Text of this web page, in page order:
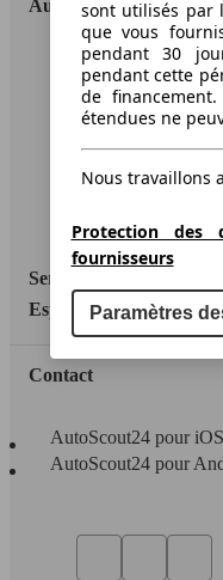
AutoScout24
A propos
Conditions
Protection des
Accessibility
Service
Espace Pro
Contact
AutoScout24 pour iOS
AutoScout24 pour
sont utilisés par
que vous
pendant 30
pendant cette
de
étendues ne
Nous travaillons
Protection des
fournisseurs
Paramètres